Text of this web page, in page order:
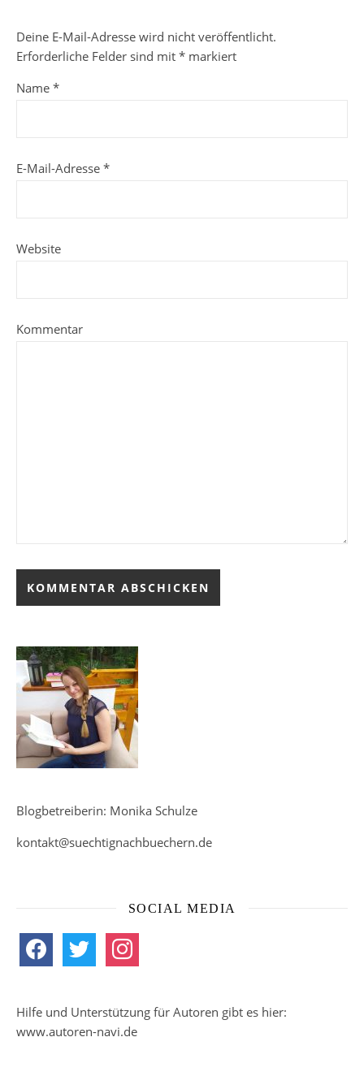
Deine E-Mail-Adresse wird nicht veröffentlicht.
Erforderliche Felder sind mit * markiert
Name *
E-Mail-Adresse *
Website
Kommentar
Blogbetreiberin: Monika Schulze
kontakt@suechtignachbuechern.de
SOCIAL MEDIA
facebook twitter instagram
Hilfe und Unterstützung für Autoren gibt es hier:
www.autoren-navi.de